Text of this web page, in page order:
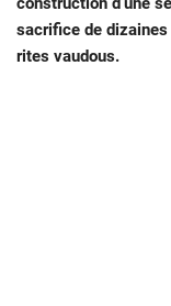
sacrifice de dizaines
rites vaudous.